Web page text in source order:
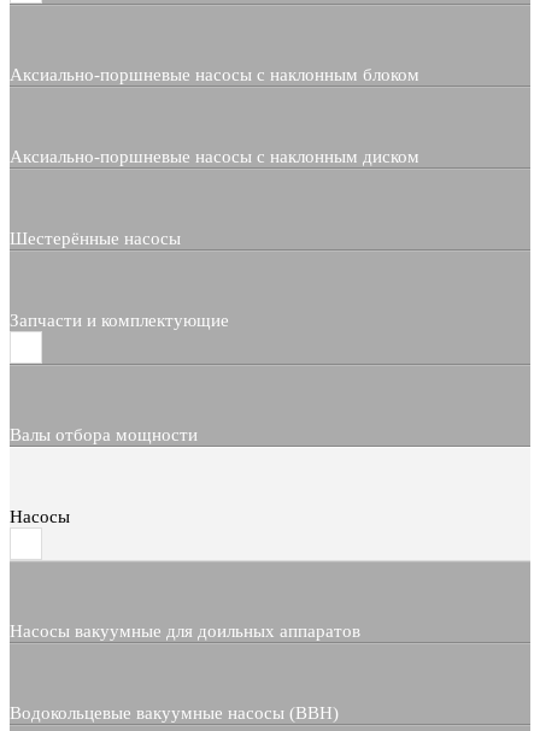
Аксиально-поршневые насосы с наклонным блоком
Аксиально-поршневые насосы с наклонным диском
Шестерённые насосы
Запчасти и комплектующие
Валы отбора мощности
Насосы
Насосы вакуумные для доильных аппаратов
Водокольцевые вакуумные насосы (ВВН)